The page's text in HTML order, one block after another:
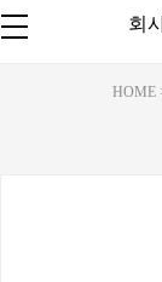
회
HOME